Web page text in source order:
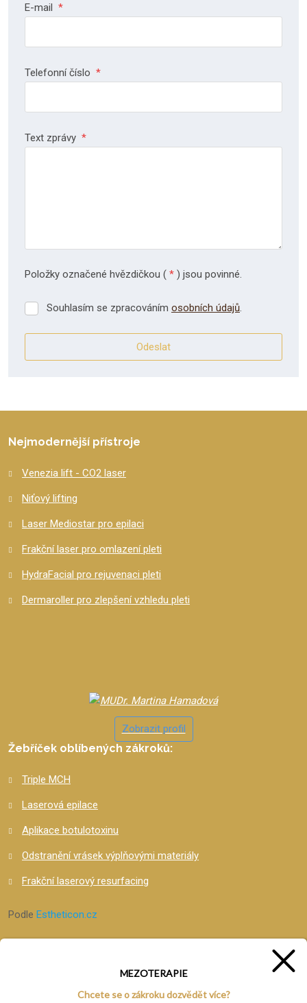
E-mail *
Telefonní číslo *
Text zprávy *
Položky označené hvězdičkou ( * ) jsou povinné.
Souhlasím
zpracováním
Souhlasím se zpracováním osobních údajů.
Odeslat
nepodařilo
odeslat.
Nejmodernější přístroje
Venezia lift - CO2 laser
Niťový lifting
Laser Mediostar pro epilaci
Frakční laser pro omlazení pleti
HydraFacial pro rejuvenaci pleti
Dermaroller pro zlepšení vzhledu pleti
Zobrazit profil
Žebříček oblíbených zákroků:
Triple MCH
Laserová epilace
Aplikace botulotoxinu
Odstranění vrásek výplňovými materiály
Frakční laserový resurfacing
Podle Estheticon.cz
© 2026 DermaEstetik - MUDr. Martina Hamadová, vytvořila eBRÁNA s.r.o.
MEZOTERAPIE
Chcete se o zákroku dozvědět více?